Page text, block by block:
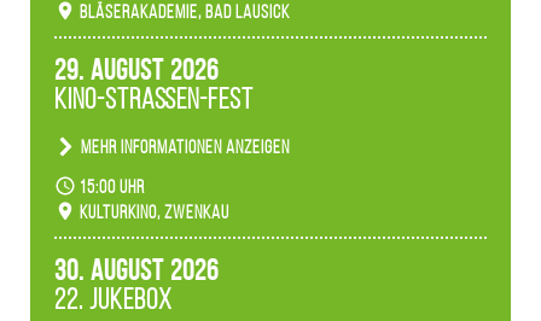
Bläserakademie, Bad Lausick
29. August 2026
Kino-Straßen-Fest
Mehr Informationen anzeigen
Konzert unserer Zwenkauer Schüler und
Schülerinnen zum Fest des Kulturkinos.
15:00 Uhr
Kulturkino, Zwenkau
30. August 2026
22. Jukebox